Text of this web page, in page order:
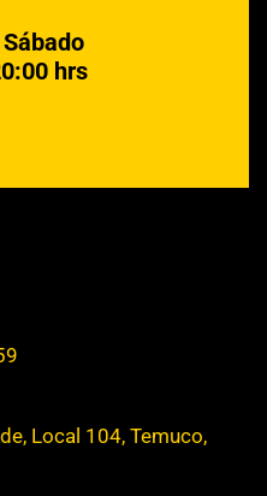
hrs
Local 104, Temuco,